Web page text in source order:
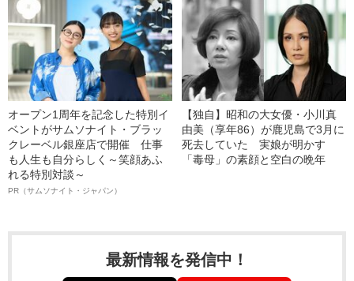
オープン1周年を記念した特別イ
ベントがサムソナイト・ブラッ
クレーベル銀座店で開催 仕事
も人生も自分らしく～笑顔あふ
れる特別対談～
PR（サムソナイト・ジャパン）
【独自】昭和の大女優・小川真
由美（享年86）が鹿児島で3月に
死去していた 実娘が明かす
「毒母」の素顔と空白の晩年
最新情報を発信中！